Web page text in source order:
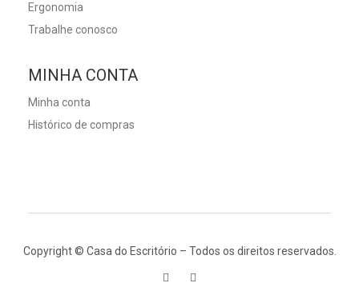
Ergonomia
Trabalhe conosco
MINHA CONTA
Minha conta
Histórico de compras
Copyright © Casa do Escritório – Todos os direitos reservados.